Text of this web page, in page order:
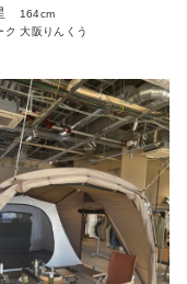
164cm
ク 大阪りんくう